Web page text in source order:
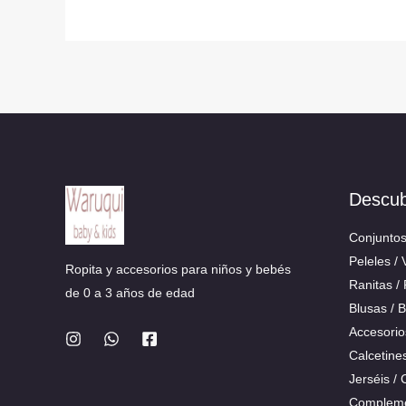
Ropita y accesorios para niños y bebés
de 0 a 3 años de edad
Conjuntos
Peleles /
Ranitas /
Blusas /
Jerséis /